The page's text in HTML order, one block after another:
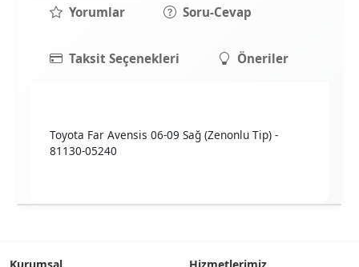
Yorumlar Soru-Cevap
Taksit Seçenekleri Öneriler
Toyota Far Avensis 06-09 Sağ (Zenonlu Tip) -
81130-05240